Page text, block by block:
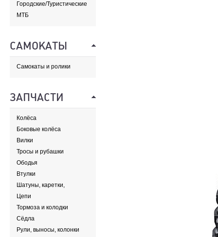
Городские/Туристические
МТБ
САМОКАТЫ
Самокаты и ролики
ЗАПЧАСТИ
Колёса
Боковые колёса
Вилки
Тросы и рубашки
Ободья
Втулки
Шатуны, каретки,
передние звезды
Цепи
Тормоза и колодки
Сёдла
Рули, выносы, колонки